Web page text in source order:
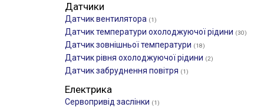
Датчики
Датчик вентилятора (1)
Датчик температури охолоджуючої рідини (30)
Датчик зовнішньої температури (18)
Датчик рівня охолоджуючої рідини (2)
Датчик забруднення повітря (1)
Електрика
Сервопривід заслінки (1)